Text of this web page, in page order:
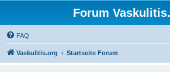
Forum
FAQ
Vaskulitis.org Startseite Forum